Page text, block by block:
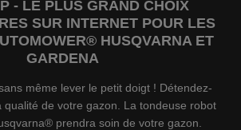
- LE PLUS GRAND CHOIX
SUR INTERNET POUR LES
HUSQVARNA ET
GARDENA
même lever le petit doigt ! Détendez-
qualité de votre gazon. La tondeuse robot
prendra soin de votre gazon.